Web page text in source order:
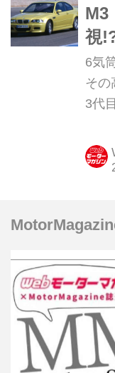
M3
視
っ
6気
その
3代
く
た。